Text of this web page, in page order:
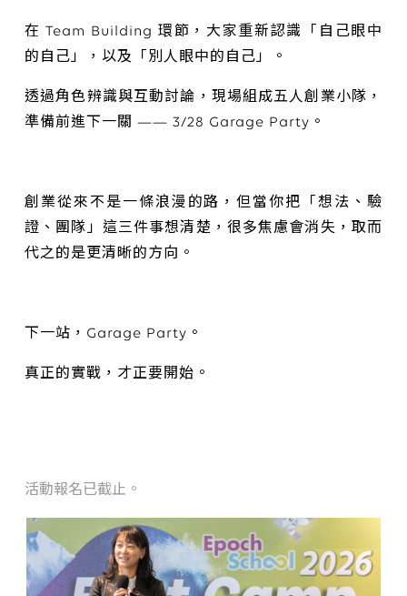
在 Team Building 環節，大家重新認識「自己眼中
的自己」，以及「別人眼中的自己」。
透過角色辨識與互動討論，現場組成五人創業小隊，
準備前進下一關 —— 3/28 Garage Party。
創業從來不是一條浪漫的路，但當你把「想法、驗
證、團隊」這三件事想清楚，很多焦慮會消失，取而
代之的是更清晰的方向。
下一站，Garage Party。
真正的實戰，才正要開始。
活動報名已截止。